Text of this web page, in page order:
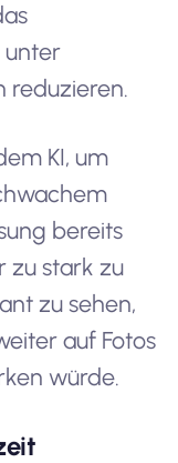
unter
reduzieren.
KI, um
bereits
zu stark zu
zu sehen,
auf Fotos
würde.